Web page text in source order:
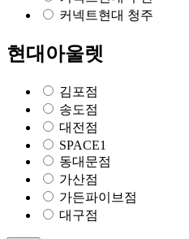
커넥트현대 청주
현대아울렛
김포점
송도점
대전점
SPACE1
동대문점
가산점
가든파이브점
대구점